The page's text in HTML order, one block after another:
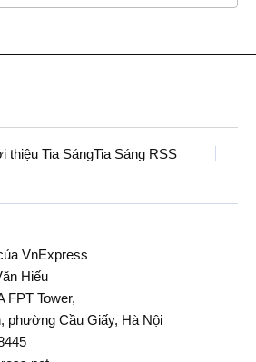
thiệu Tia SángTia Sáng RSS
VnExpress
Hiếu
FPT Tower,
phường Cầu Giấy, Hà Nội